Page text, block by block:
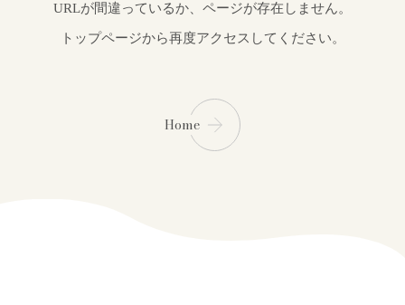
URLが間違っているか、ページが存在しません。
トップページから再度アクセスしてください。
Home